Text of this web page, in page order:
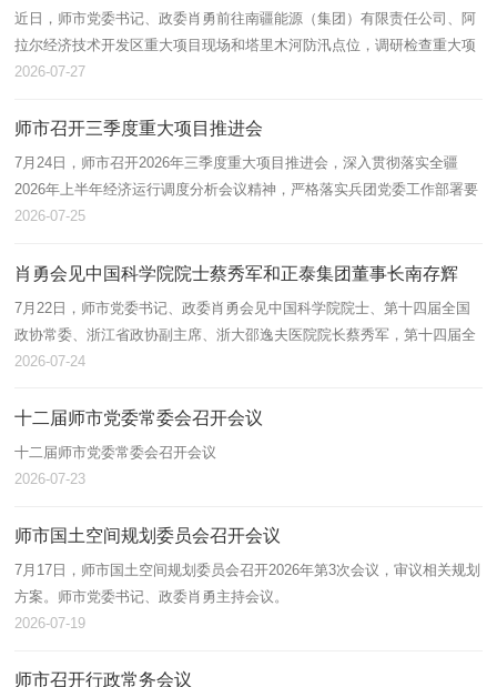
近日，师市党委书记、政委肖勇前往南疆能源（集团）有限责任公司、阿
拉尔经济技术开发区重大项目现场和塔里木河防汛点位，调研检查重大项
目建设推进、防汛抗旱工作，实地督导工作落实，细化部署重点任务。他
2026-07-27
师市召开三季度重大项目推进会
7月24日，师市召开2026年三季度重大项目推进会，深入贯彻落实全疆
2026年上半年经济运行调度分析会议精神，严格落实兵团党委工作部署要
求，全面总结上半年投资运行、项目建设、招商引资工作开展情况，分析
2026-07-25
肖勇会见中国科学院院士蔡秀军和正泰集团董事长南存辉
7月22日，师市党委书记、政委肖勇会见中国科学院院士、第十四届全国
政协常委、浙江省政协副主席、浙大邵逸夫医院院长蔡秀军，第十四届全
国政协常委、浙商总会会长、正泰集团董事长南存辉，围绕建设国家区域
2026-07-24
十二届师市党委常委会召开会议
十二届师市党委常委会召开会议
2026-07-23
师市国土空间规划委员会召开会议
7月17日，师市国土空间规划委员会召开2026年第3次会议，审议相关规划
方案。师市党委书记、政委肖勇主持会议。
2026-07-19
师市召开行政常务会议